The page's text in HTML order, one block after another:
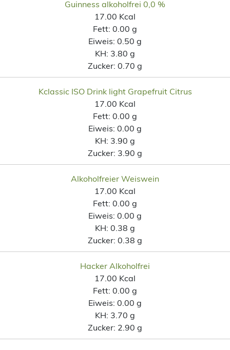
Guinness alkoholfrei 0,0 %
17.00 Kcal
Fett: 0.00 g
Eiweis: 0.50 g
KH: 3.80 g
Zucker: 0.70 g
Kclassic ISO Drink light Grapefruit Citrus
17.00 Kcal
Fett: 0.00 g
Eiweis: 0.00 g
KH: 3.90 g
Zucker: 3.90 g
Alkoholfreier Weiswein
17.00 Kcal
Fett: 0.00 g
Eiweis: 0.00 g
KH: 0.38 g
Zucker: 0.38 g
Hacker Alkoholfrei
17.00 Kcal
Fett: 0.00 g
Eiweis: 0.00 g
KH: 3.70 g
Zucker: 2.90 g